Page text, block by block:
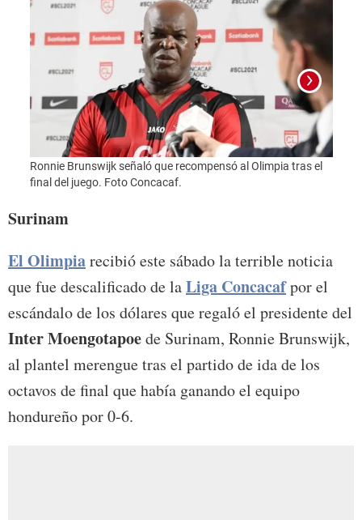
Ronnie Brunswijk señaló que recompensó al Olimpia tras el
final del juego. Foto Concacaf.
Surinam
El Olimpiarecibió este sábado la terrible noticia
que fue descalificado de laLiga Concacafpor el
escándalo de los dólares que regaló el presidente del
Inter Moengotapoede Surinam, Ronnie Brunswijk,
al plantel merengue tras el partido de ida de los
octavos de final que había ganando el equipo
hondureño por 0-6.